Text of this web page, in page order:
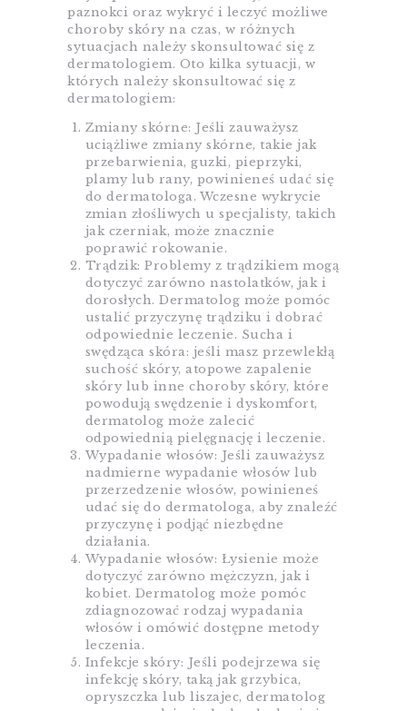
paznokci oraz wykryć i leczyć możliwe
choroby skóry na czas, w różnych
sytuacjach należy skonsultować się z
dermatologiem. Oto kilka sytuacji, w
których należy skonsultować się z
dermatologiem:
Zmiany skórne: Jeśli zauważysz
uciążliwe zmiany skórne, takie jak
przebarwienia, guzki, pieprzyki,
plamy lub rany, powinieneś udać się
do dermatologa. Wczesne wykrycie
zmian złośliwych u specjalisty, takich
jak czerniak, może znacznie
poprawić rokowanie.
Trądzik: Problemy z trądzikiem mogą
dotyczyć zarówno nastolatków, jak i
dorosłych. Dermatolog może pomóc
ustalić przyczynę trądziku i dobrać
odpowiednie leczenie. Sucha i
swędząca skóra: jeśli masz przewlekłą
suchość skóry, atopowe zapalenie
skóry lub inne choroby skóry, które
powodują swędzenie i dyskomfort,
dermatolog może zalecić
odpowiednią pielęgnację i leczenie.
Wypadanie włosów: Jeśli zauważysz
nadmierne wypadanie włosów lub
przerzedzenie włosów, powinieneś
udać się do dermatologa, aby znaleźć
przyczynę i podjąć niezbędne
działania.
Wypadanie włosów: Łysienie może
dotyczyć zarówno mężczyzn, jak i
kobiet. Dermatolog może pomóc
zdiagnozować rodzaj wypadania
włosów i omówić dostępne metody
leczenia.
Infekcje skóry: Jeśli podejrzewa się
infekcję skóry, taką jak grzybica,
opryszczka lub liszajec, dermatolog